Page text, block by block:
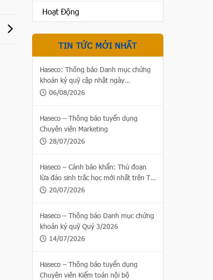
Hoạt Động
TIN TỨC MỚI NHẤT
Haseco: Thông báo Danh mục chứng
khoán ký quỹ cập nhật ngày
06/08/2026
06/08/2026
Haseco – Thông báo tuyển dụng
Chuyên viên Marketing
28/07/2026
Haseco – Cảnh báo khẩn: Thủ đoạn
lừa đảo sinh trắc học mới nhất trên Thị
trường chứng khoán
20/07/2026
Haseco – Thông báo Danh mục chứng
khoán ký quỹ Quý 3/2026
14/07/2026
Haseco – Thông báo tuyển dụng
Chuyên viên Kiểm toán nội bộ